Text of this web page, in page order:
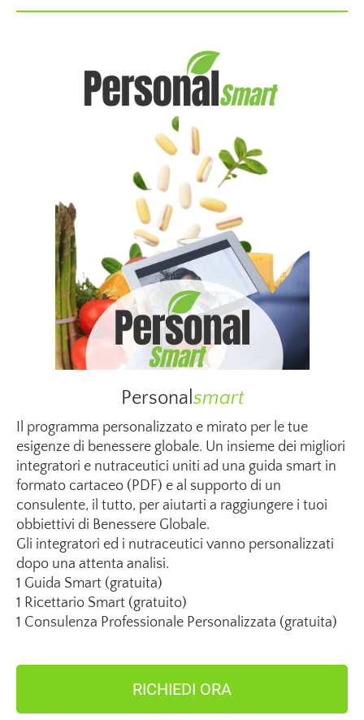
Personal smart
Il programma personalizzato e mirato per le tue
esigenze di benessere globale. Un insieme dei migliori
integratori e nutraceutici uniti ad una guida smart in
formato cartaceo (PDF) e al supporto di un
consulente, il tutto, per aiutarti a raggiungere i tuoi
obbiettivi di Benessere Globale.
Gli integratori ed i nutraceutici vanno personalizzati
dopo una attenta analisi.
1 Guida Smart (gratuita)
1 Ricettario Smart (gratuito)
1 Consulenza Professionale Personalizzata (gratuita)
RICHIEDI ORA